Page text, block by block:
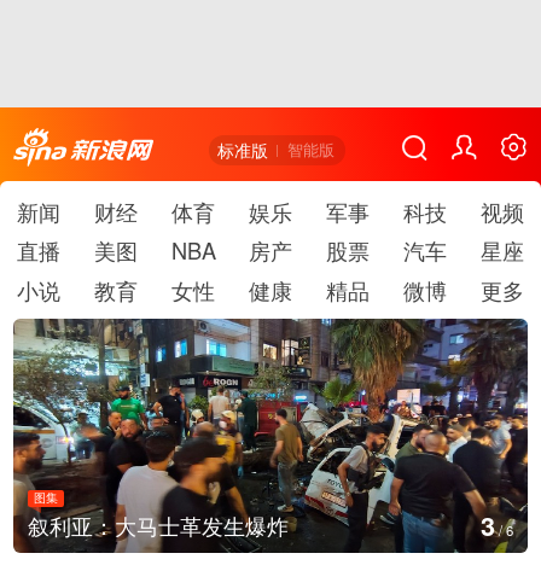
标准版 智能版
新闻 财经 体育 娱乐 军事 科技
视频
直播
美图 NBA 房产 股票 汽车
星座
小说
教育 女性 健康 精品 微博 更多
炸
图集
云南弥勒：欢庆火把节
4/6